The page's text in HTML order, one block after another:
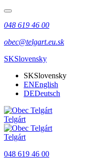
048 619 46 00
obec@telgart.eu.sk
SKSlovensky
SKSlovensky
ENEnglish
DEDeutsch
Telgárt
Telgárt
048 619 46 00